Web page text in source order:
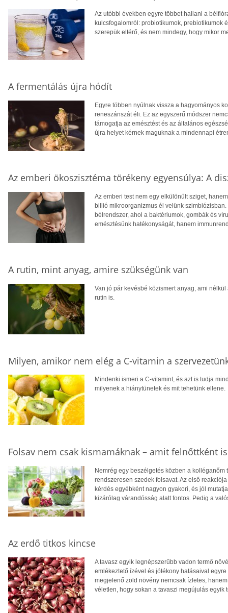
Az utóbbi években egyre többet hallani a
kulcsfogalomról: probiotikumok, prebiotikumok
szerepük eltérő, és nem mindegy, hogy mikor
A fermentálás újra hódít
Egyre többen nyúlnak vissza a hagyományos
reneszánszát éli. Ez az egyszerű módszer
támogatja az emésztést és az általános
újra helyet kérnek maguknak a mindennapi
Az emberi ökoszisztéma törékeny egyensúlya: A
Az emberi test nem egy elkülönült sziget,
billió mikroorganizmus él velünk
bélrendszer, ahol a baktériumok, gombák és
emésztésünk hatékonyságát, hanem
A rutin, mint anyag, amire szükségünk van
Van jó pár kevésbé közismert anyag, ami
rutin is.
Milyen, amikor nem elég a C-vitamin a
Mindenki ismeri a C-vitamint, és azt is tudja
milyenek a hiánytünetek és mit tehetünk ellene.
Folsav nem csak kismamáknak – amit felnőttként
Nemrég egy beszélgetés közben a
rendszeresen szedek folsavat. Az első
kérdés egyébként nagyon gyakori, és jól
kizárólag várandósság alatt fontos. Pedig a
Az erdő titkos kincse
A tavasz egyik legnépszerűbb vadon termő
emlékeztető ízével és jótékony hatásaival
megjelenő zöld növény nemcsak ízletes,
véletlen, hogy sokan a tavaszi megújulás